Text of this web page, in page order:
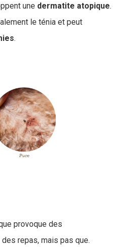
une dermatite atopique.
le ténia et peut
.
provoque des
repas, mais pas que.